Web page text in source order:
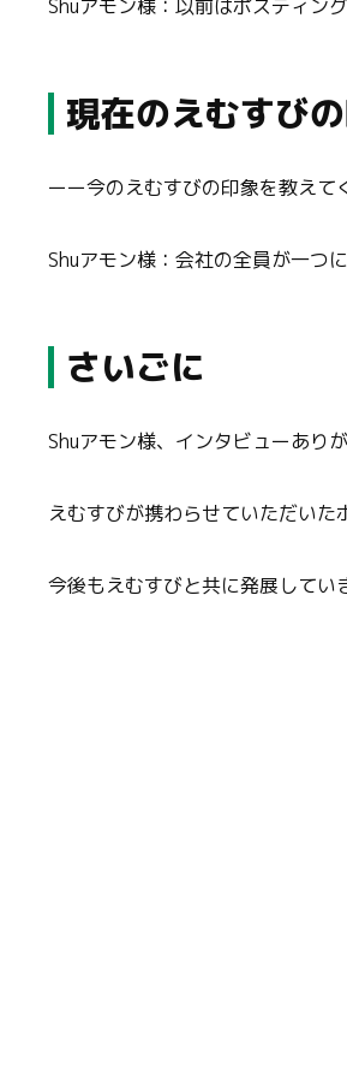
Shuアモン様：以前はポスティン
現在のえむすび
ーー今のえむすびの印象を教えて
Shuアモン様：会社の全員が一つ
さいごに
Shuアモン様、インタビューあり
えむすびが携わらせていただいた
今後もえむすびと共に発展してい